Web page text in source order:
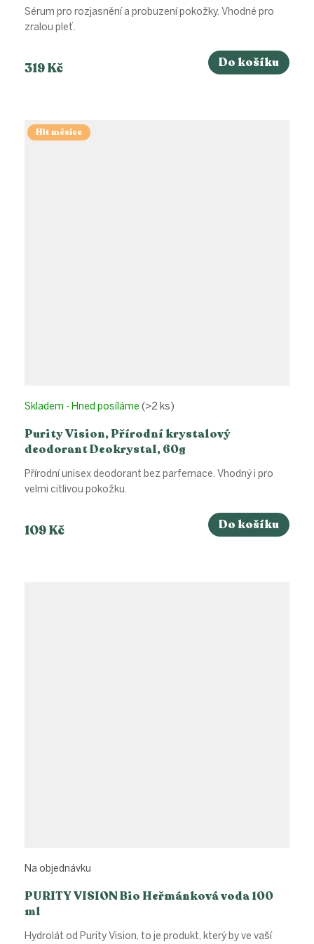
319 Kč Do košíku
Sérum pro rozjasnění a probuzení pokožky. Vhodné pro
zralou pleť.
Hit měsíce
Purity Vision, Přírodní krystalový
deodorant Deokrystal, 60g
Skladem - Hned posíláme (>2 ks)
109 Kč Do košíku
Přírodní unisex deodorant bez parfemace. Vhodný i pro
velmi citlivou pokožku.
PURITY VISION Bio Heřmánková voda 100
ml
Na objednávku
Hydrolát od Purity Vision, to je produkt, který by ve vaší